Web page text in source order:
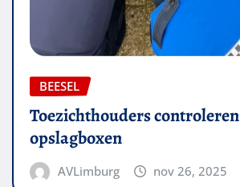
BEESEL
Toezichthouders controleren
opslagboxen
AVLimburg nov 26, 2025